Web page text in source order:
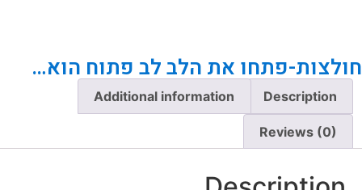
חולצות-פתחו את הלב לב פתוח הוא…
Description
Additional information
Reviews (0)